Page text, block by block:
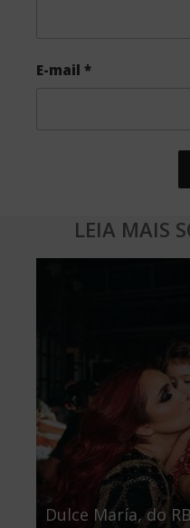
E-mail *
LEIA MAIS
Dulce María, do